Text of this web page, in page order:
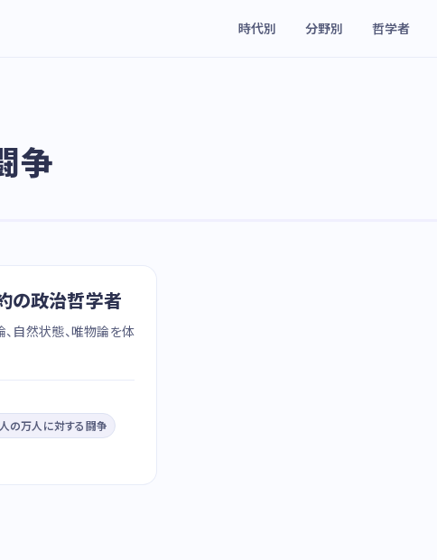
時代別 分野別 哲学者
争
の政治哲学者
、自然状態、唯物論を体
の万人に対する闘争